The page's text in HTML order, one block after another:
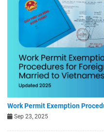
Work Permit Exemption
Sep 23, 2025